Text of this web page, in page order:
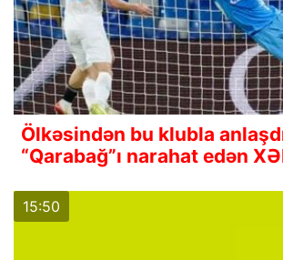
Ölkəsindən bu klubla
“Qarabağ”ı narahat edən
15:50